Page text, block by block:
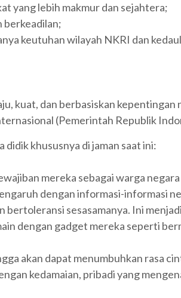
yang lebih makmur dan sejahtera;
berkeadilan;
keutuhan wilayah NKRI dan
kuat, dan berbasiskan kepentingan
(Pemerintah Republik
khususnya di jaman saat ini:
mereka sebagai warga
dengan informasi-informasi
sesasamanya. Ini
dengan gadget mereka seperti
akan dapat menumbuhkan rasa
kedamaian, pribadi yang